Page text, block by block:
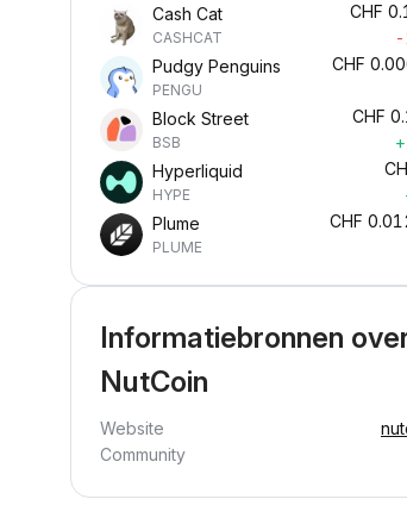
Cash Cat
CASHCAT
CHF
-
Pudgy Penguins
PENGU
CHF
Block Street
BSB
CHF
Hyperliquid
HYPE
Plume
PLUME
CHF
Informatiebronnen
NutCoin
Website
Community